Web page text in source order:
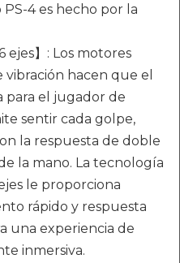
4 es hecho por la
ejes】: Los motores
hacen que el
para el jugador de
sentir cada golpe,
la respuesta de doble
la mano. La tecnología
le proporciona
rápido y respuesta
una experiencia de
inmersiva.